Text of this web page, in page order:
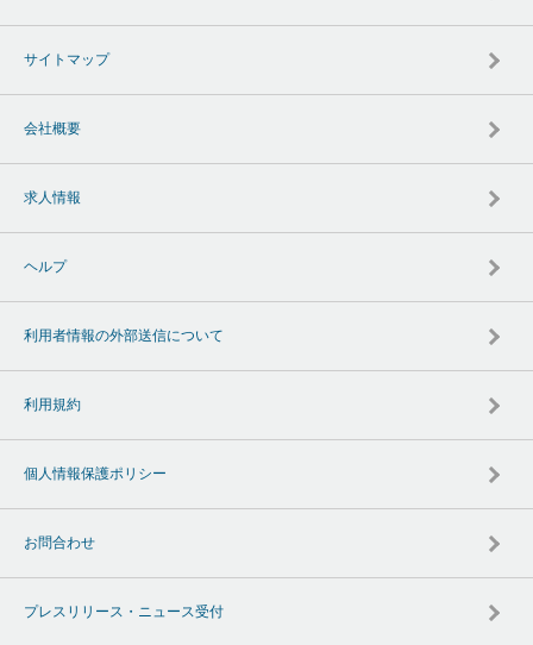
サイトマップ
会社概要
求人情報
ヘルプ
利用者情報の外部送信について
利用規約
個人情報保護ポリシー
お問合わせ
プレスリリース・ニュース受付